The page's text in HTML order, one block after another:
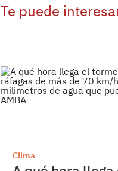
Te puede
Clima